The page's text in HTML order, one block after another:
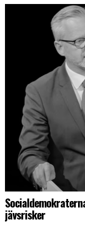
jävsrisker